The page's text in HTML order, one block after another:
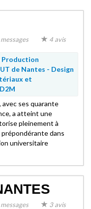
4 avis
Production
de Nantes - Design
et
avec ses quarante
a atteint une
pleinement à
dans
universitaire
3 avis